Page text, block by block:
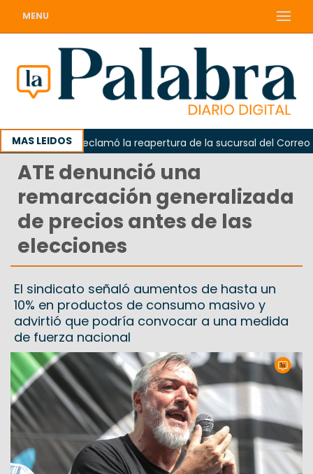
MENU
MAS LEIDOS
Odarda reclamó la reapertura de la sucursal del Correo
ATE denunció una
remarcación generalizada
de precios antes de las
elecciones
El sindicato señaló aumentos de hasta un
10% en productos de consumo masivo y
advirtió que podría convocar a una medida
de fuerza nacional